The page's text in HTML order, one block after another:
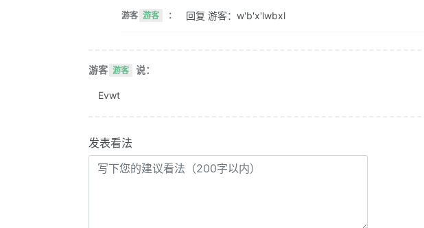
游客 游客 ： 回复 游客：w'b'x'lwbxl
游客 游客 说：
Evwt
发表看法